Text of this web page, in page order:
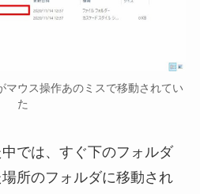
マウス操作あのミスで移動されてい
た
では、すぐ下のフォルダ
所のフォルダに移動され